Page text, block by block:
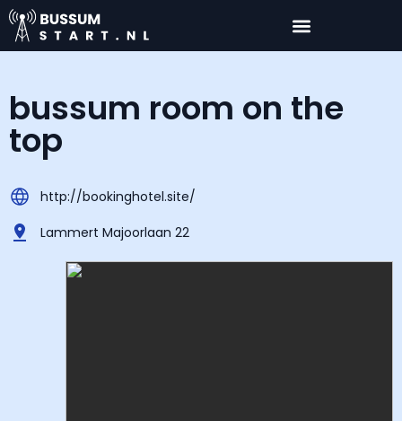
bussum room on the
top
http://bookinghotel.site/
Lammert Majoorlaan 22